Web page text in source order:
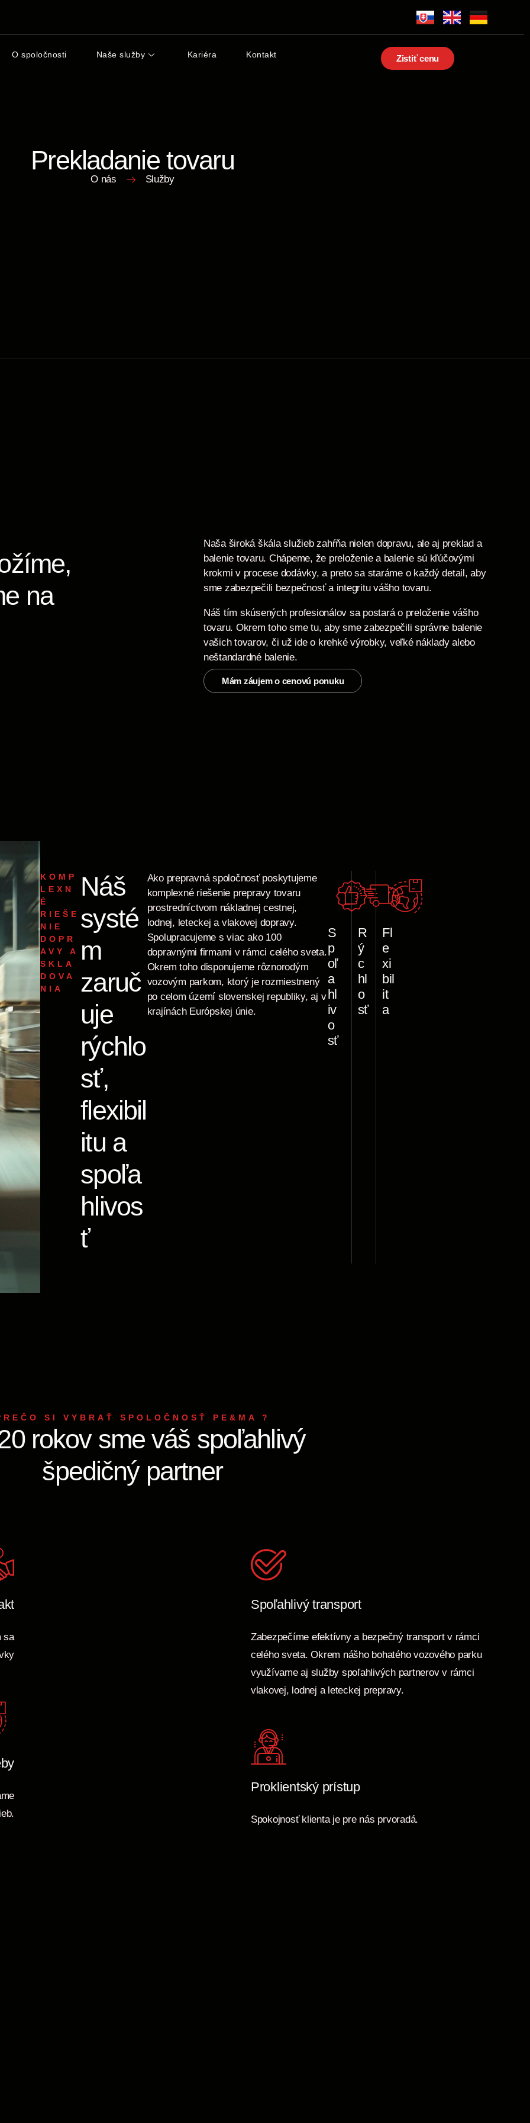
O spoločnosti Naše služby Kariéra Kontakt Zistiť cenu
Prekladanie tovaru
O nás Služby
na
Naša široká škála služieb zahŕňa nielen dopravu, ale aj preklad a
balenie tovaru. Chápeme, že preloženie a balenie sú kľúčovými
krokmi v procese dodávky, a preto sa staráme o každý detail, aby
sme zabezpečili bezpečnosť a integritu vášho tovaru.
Náš tím skúsených profesionálov sa postará o preloženie vášho
tovaru. Okrem toho sme tu, aby sme zabezpečili správne balenie
vašich tovarov, či už ide o krehké výrobky, veľké náklady alebo
neštandardné balenie.
Mám záujem o cenovú ponuku
KOMP
LEXN
É
RIEŠE
NIE
DOPR
AVY A
SKLA
DOVA
NIA
Náš
systé
m
zaruč
uje
rýchlo
sť,
flexibil
itu a
spoľa
hlivos
ť
Ako prepravná spoločnosť poskytujeme
komplexné riešenie prepravy tovaru
prostredníctvom nákladnej cestnej,
lodnej, leteckej a vlakovej dopravy.
Spolupracujeme s viac ako 100
dopravnými firmami v rámci celého sveta.
Okrem toho disponujeme rôznorodým
vozovým parkom, ktorý je rozmiestnený
po celom území slovenskej republiky, aj v
krajínách Európskej únie.
S
p
oľ
a
hl
iv
o
sť
R
ý
c
hl
o
sť
Fl
e
xi
bil
it
a
SI VYBRAŤ SPOLOČNOSŤ PE&MA ?
rokov sme váš spoľahlivý
špedičný partner
sa
Spoľahlivý transport
Zabezpečíme efektívny a bezpečný transport v rámci
celého sveta. Okrem nášho bohatého vozového parku
využívame aj služby spoľahlivých partnerov v rámci
vlakovej, lodnej a leteckej prepravy.
Proklientský prístup
Spokojnosť klienta je pre nás prvoradá.